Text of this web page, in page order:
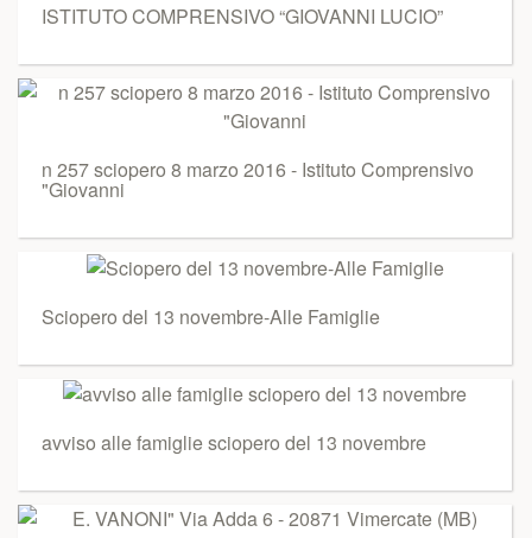
ISTITUTO COMPRENSIVO “GIOVANNI LUCIO”
n 257 sciopero 8 marzo 2016 - Istituto Comprensivo
"Giovanni
Sciopero del 13 novembre-Alle Famiglie
avviso alle famiglie sciopero del 13 novembre